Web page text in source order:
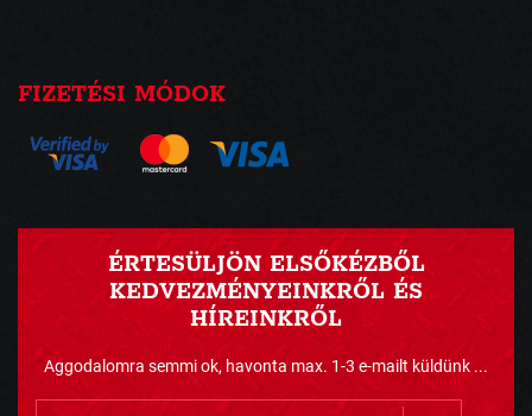
FIZETÉSI MÓDOK
ÉRTESÜLJÖN ELSŐKÉZBŐL
KEDVEZMÉNYEINKRŐL ÉS
HÍREINKRŐL
Aggodalomra semmi ok, havonta max. 1-3 e-mailt küldünk ...